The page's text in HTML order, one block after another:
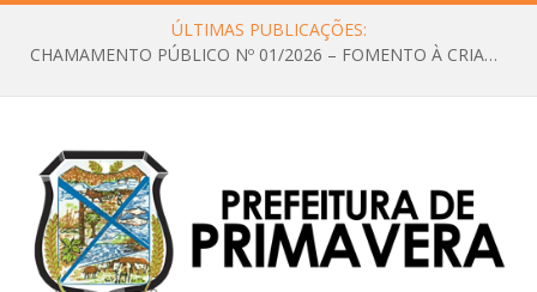
ÚLTIMAS PUBLICAÇÕES:
CHAMAMENTO PÚBLICO Nº 01/2026 – FOMENTO À CRIAÇÃO E A CIRCULAÇÃO DE PRODUÇÕES CULTURAIS – Aldir Blanc